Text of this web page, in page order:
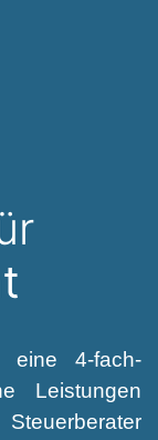
eine 4-fach-
Leistungen